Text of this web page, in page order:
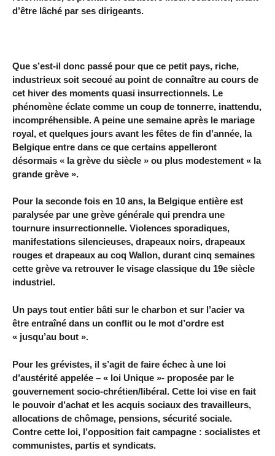
d’être lâché par ses dirigeants.
Que s’est-il donc passé pour que ce petit pays, riche,
industrieux soit secoué au point de connaître au cours de
cet hiver des moments quasi insurrectionnels. Le
phénomène éclate comme un coup de tonnerre, inattendu,
incompréhensible. A peine une semaine après le mariage
royal, et quelques jours avant les fêtes de fin d’année, la
Belgique entre dans ce que certains appelleront
désormais « la grève du siècle » ou plus modestement « la
grande grève ».
Pour la seconde fois en 10 ans, la Belgique entière est
paralysée par une grève générale qui prendra une
tournure insurrectionnelle. Violences sporadiques,
manifestations silencieuses, drapeaux noirs, drapeaux
rouges et drapeaux au coq Wallon, durant cinq semaines
cette grève va retrouver le visage classique du 19e siècle
industriel.
Un pays tout entier bâti sur le charbon et sur l’acier va
être entraîné dans un conflit ou le mot d’ordre est
« jusqu’au bout ».
Pour les grévistes, il s’agit de faire échec à une loi
d’austérité appelée – « loi Unique »- proposée par le
gouvernement socio-chrétien/libéral. Cette loi vise en fait
le pouvoir d’achat et les acquis sociaux des travailleurs,
allocations de chômage, pensions, sécurité sociale.
Contre cette loi, l’opposition fait campagne : socialistes et
communistes, partis et syndicats.